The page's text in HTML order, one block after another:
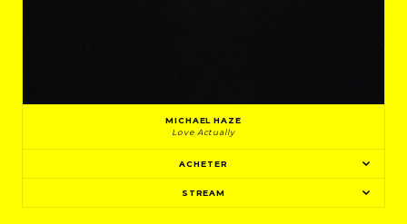
MICHAEL HAZE
Love Actually
ACHETER
STREAM